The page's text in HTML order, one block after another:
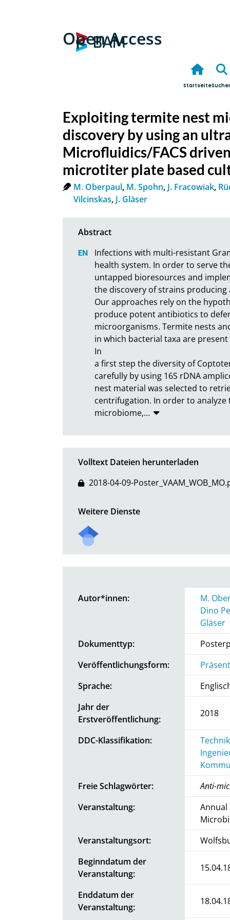
Open Access
Startseite
Exploiting termite nest
discovery by using an
Microfluidics/FACS
microtiter plate based
M. Oberpaul, M. Spohn, J. Fracowiak,
Vilcinskas, J. Gläser
Infections with multi-resistant
health system. In order to serve
untapped bioresources and
the discovery of strains
Our approaches rely on the
produce potent antibiotics to
microorganisms. Termite nests
in which bacterial taxa are
In
a first step the diversity of
carefully by using 16S rDNA
nest material was selected to
centrifugation. In order to
microbiome,…
Volltext Dateien herunterladen
2018-04-09-
Weitere Dienste
Autor*innen:
M.
Dino
Gläser
Dokumenttyp:
Veröffentlichungsform:
Sprache:
Jahr der
Erstveröffentlichung:
2018
DDC-Klassifikation:
Freie Schlagwörter:
Anti-
Veranstaltung:
Annual
Veranstaltungsort:
Beginndatum der
Veranstaltung:
Enddatum der
Veranstaltung: